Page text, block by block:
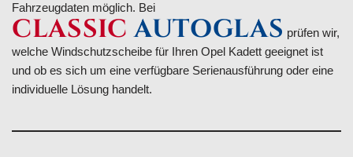
Fahrzeugdaten möglich. Bei
CLASSIC AUTOGLAS prüfen wir,
welche Windschutzscheibe für Ihren Opel Kadett geeignet ist
und ob es sich um eine verfügbare Serienausführung oder eine
individuelle Lösung handelt.